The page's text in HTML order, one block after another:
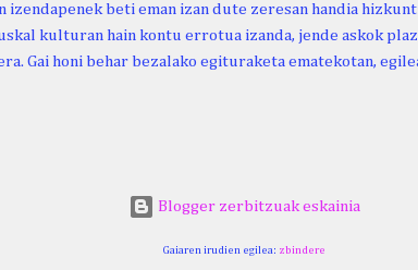
izendapenek beti eman izan dute zeresan handia
kulturan hain kontu errotua izanda, jende askok
Gai honi behar bezalako egituraketa ematekotan,
Horretarako, nozio orokorretan oinarrituriko
index.php/euskera/article/view/287/
Blogger zerbitzuak eskainia
Gaiaren irudien egilea: zbindere